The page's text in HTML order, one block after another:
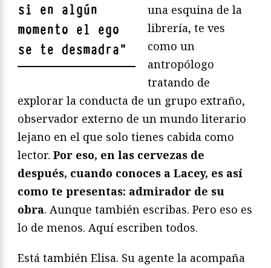
si en algún
momento el ego
se te desmadra"
una esquina de la
librería, te ves
como un
antropólogo
tratando de
explorar la conducta de un grupo extraño,
observador externo de un mundo literario
lejano en el que solo tienes cabida como
lector. Por eso, en las cervezas de
después, cuando conoces a Lacey, es así
como te presentas: admirador de su
obra. Aunque también escribas. Pero eso es
lo de menos. Aquí escriben todos.
Está también Elisa. Su agente la acompaña